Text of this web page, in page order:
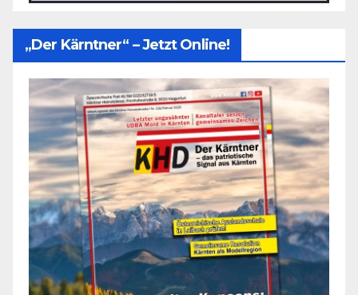
„Der Kärntner“ – Jetzt Online!